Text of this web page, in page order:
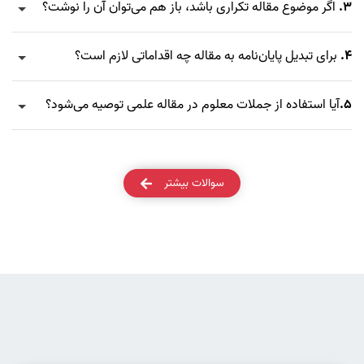
3. اگر موضوع مقاله تکراری باشد، باز هم می‌توان آن را نوشت؟
4. برای تبدیل پایان‌نامه به مقاله چه اقداماتی لازم است؟
5.آیا استفاده از جملات معلوم در مقاله علمی توصیه می‌شود؟
سوالات بیشتر